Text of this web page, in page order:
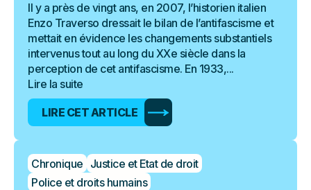
Il y a près de vingt ans, en 2007, l’historien italien
Enzo Traverso dressait le bilan de l’antifascisme et
mettait en évidence les changements substantiels
intervenus tout au long du XXe siècle dans la
perception de cet antifascisme. En 1933,...
Lire la suite
LIRE CET ARTICLE
Chronique Justice et Etat de droit
Police et droits humains